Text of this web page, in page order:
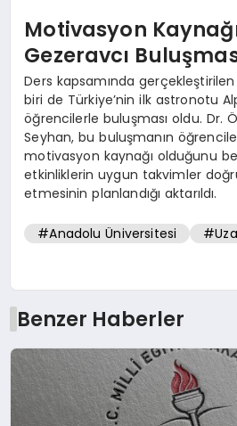
Motivasyon
Gezeravcı
Ders kapsamında
biri de Türkiye’nin ilk astronotu
öğrencilerle buluşması oldu. Dr.
Seyhan, bu buluşmanın
motivasyon kaynağı olduğunu
etkinliklerin uygun takvimler
etmesinin planlandığı aktarıldı.
#Anadolu Üniversitesi
Benzer Haberler